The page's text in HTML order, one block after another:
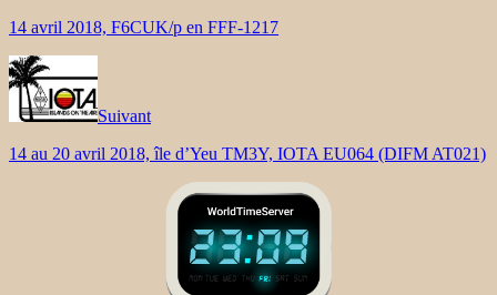
14 avril 2018, F6CUK/p en FFF-1217
Suivant
14 au 20 avril 2018, île d’Yeu TM3Y, IOTA EU064 (DIFM AT021)